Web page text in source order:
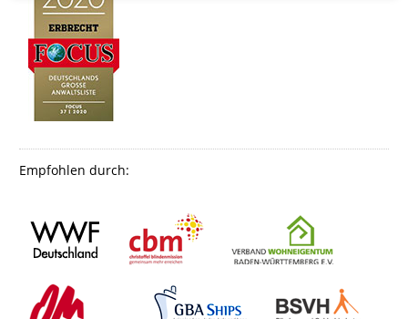
Empfohlen durch: